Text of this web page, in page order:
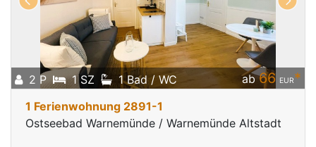
2 P 1 SZ 1 Bad / WC ab66 EUR*
1 Ferienwohnung 2891-1
Ostseebad Warnemünde / Warnemünde Altstadt